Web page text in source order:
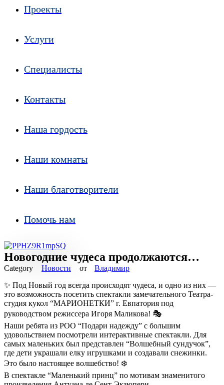
Проекты
Услуги
Специалисты
Контакты
Наша гордость
Наши комнаты
Наши благотворители
Помочь нам
Новогодние чудеса продолжаются…
от Владимир
Новости
✨ Под Новый год всегда происходят чудеса, и одно из них —
это возможность посетить спектакли замечательного Театра-
студия кукол “МАРИОНЕТКИ” г. Евпатория под
руководством режиссера Игоря Маликова! 🎭
Наши ребята из РОО “Подари надежду” с большим
удовольствием посмотрели интерактивные спектакли. Для
самых маленьких был представлен “Волшебный сундучок”,
где дети украшали елку игрушками и создавали снежинки.
Это было настоящее волшебство! ❄️
В спектакле “Маленький принц” по мотивам знаменитого